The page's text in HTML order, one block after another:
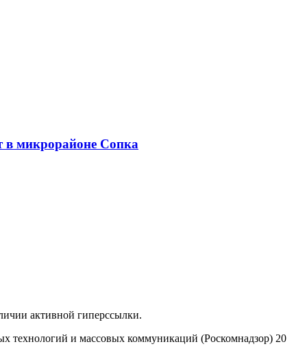
в микрорайоне Сопка
активной гиперссылки.
технологий и массовых коммуникаций (Роскомнадзор) 20